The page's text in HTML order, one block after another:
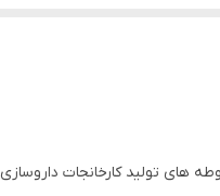
های تولید کارخانجات داروسازی